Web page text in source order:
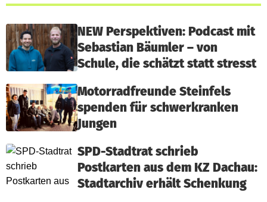
NEW Perspektiven: Podcast mit
Sebastian Bäumler – von
Schule, die schätzt statt stresst
Motorradfreunde Steinfels
spenden für schwerkranken
Jungen
SPD-Stadtrat schrieb
Postkarten aus dem KZ Dachau:
Stadtarchiv erhält Schenkung